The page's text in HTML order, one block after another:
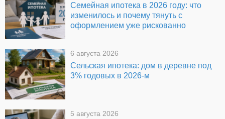
Семейная ипотека в 2026 году: что
изменилось и почему тянуть с
оформлением уже рискованно
6 августа 2026
Сельская ипотека: дом в деревне под
3% годовых в 2026-м
5 августа 2026